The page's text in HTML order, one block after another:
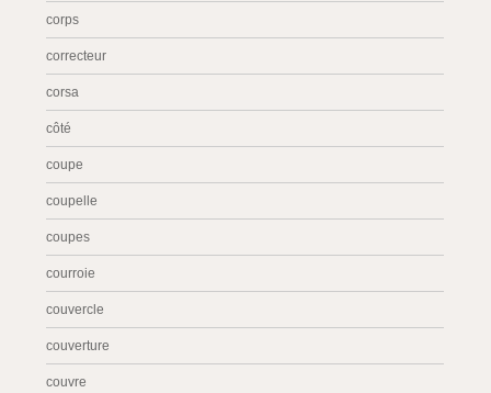
corps
correcteur
corsa
côté
coupe
coupelle
coupes
courroie
couvercle
couverture
couvre